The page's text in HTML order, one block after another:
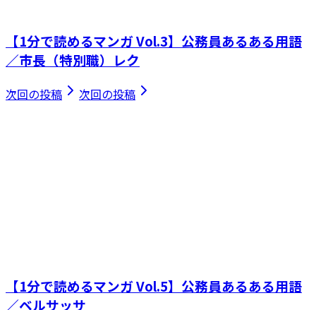
【1分で読めるマンガ Vol.3】公務員あるある用語
／市長（特別職）レク
次回の投稿 次回の投稿
【1分で読めるマンガ Vol.5】公務員あるある用語
／ベルサッサ